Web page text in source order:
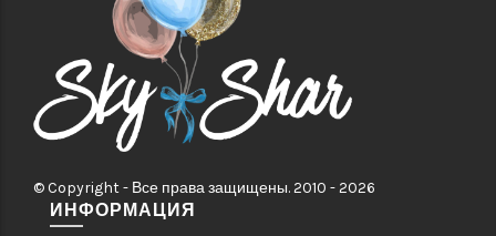
© Copyright - Все права защищены. 2010 - 2026
ИНФОРМАЦИЯ